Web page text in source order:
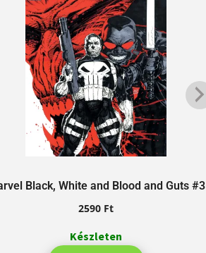
Black, White and Blood and Guts #3
2590 Ft
Készleten